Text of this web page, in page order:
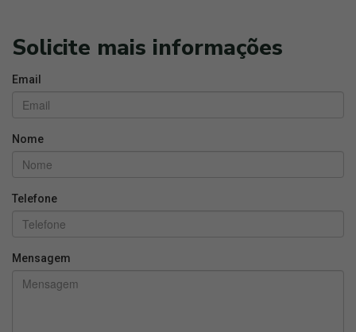
Solicite mais informações
Email
Nome
Telefone
Mensagem